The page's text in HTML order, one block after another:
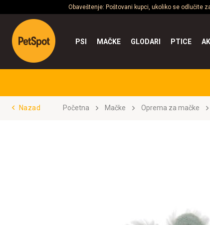
Obaveštenje: Poštovani kupci, ukoliko se odlučite
PSI MAČKE GLODARI PTICE
Nazad Početna Mačke Oprema za mačke